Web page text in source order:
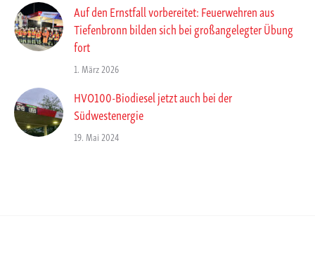
Auf den Ernstfall vorbereitet: Feuerwehren aus
Tiefenbronn bilden sich bei großangelegter Übung
fort
1. März 2026
HVO100-Biodiesel jetzt auch bei der
Südwestenergie
19. Mai 2024